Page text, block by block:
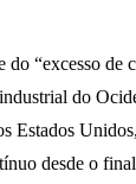
do “excesso de
do
Estados
desde o